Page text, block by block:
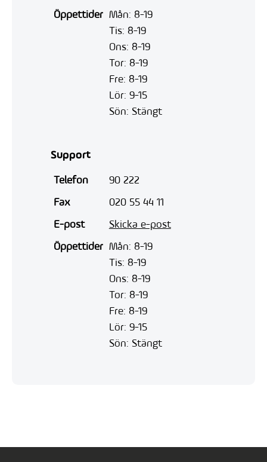
Öppettider Mån: 8-19
Tis: 8-19
Ons: 8-19
Tor: 8-19
Fre: 8-19
Lör: 9-15
Sön: Stängt
Support
Telefon
90 222
Fax
020 55 44 11
E-post
Skicka e-post
Öppettider Mån: 8-19
Tis: 8-19
Ons: 8-19
Tor: 8-19
Fre: 8-19
Lör: 9-15
Sön: Stängt